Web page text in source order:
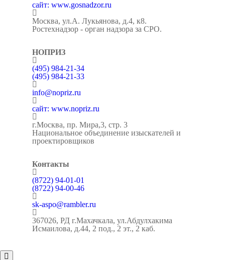
сайт: www.gosnadzor.ru
Москва, ул.А. Лукьянова, д.4, к8.
Ростехнадзор - орган надзора за СРО.
НОПРИЗ
(495) 984-21-34
(495) 984-21-33
info@nopriz.ru
сайт: www.nopriz.ru
г.Москва, пр. Мира,3, стр. 3
Национальное объединение изыскателей и
проектировщиков
Контакты
(8722) 94-01-01
(8722) 94-00-46
sk-aspo@rambler.ru
367026, РД г.Махачкала, ул.Абдулхакима
Исмаилова, д.44, 2 под., 2 эт., 2 каб.